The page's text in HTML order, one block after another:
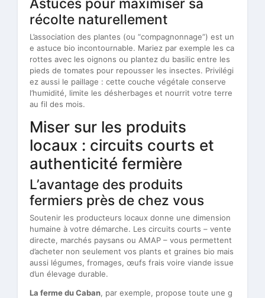
Astuces pour maximiser sa
récolte naturellement
L’association des plantes (ou “compagnonnage”) est un
e astuce bio incontournable. Mariez par exemple les ca
rottes avec les oignons ou plantez du basilic entre les
pieds de tomates pour repousser les insectes. Privilégi
ez aussi le paillage : cette couche végétale conserve
l’humidité, limite les désherbages et nourrit votre terre
au fil des mois.
Miser sur les produits
locaux : circuits courts et
authenticité fermière
L’avantage des produits
fermiers près de chez vous
Soutenir les producteurs locaux donne une dimension
humaine à votre démarche. Les circuits courts – vente
directe, marchés paysans ou AMAP – vous permettent
d’acheter non seulement vos plants et graines bio mais
aussi légumes, fromages, œufs frais voire viande issue
d’un élevage durable.
La ferme du Caban, par exemple, propose toute une g